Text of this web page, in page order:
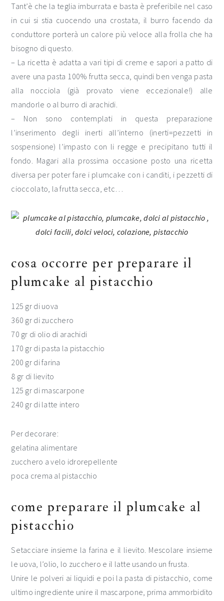
Tant’è che la teglia imburrata e basta è preferibile nel caso
in cui si stia cuocendo una crostata, il burro facendo da
conduttore porterà un calore più veloce alla frolla che ha
bisogno di questo.
– La ricetta è adatta a vari tipi di creme e sapori a patto di
avere una pasta 100% frutta secca, quindi ben venga pasta
alla nocciola (già provato viene eccezionale!) alle
mandorle o al burro di arachidi.
– Non sono contemplati in questa preparazione
l’inserimento degli inerti all’interno (inerti=pezzetti in
sospensione) l’impasto con li regge e precipitano tutti il
fondo. Magari alla prossima occasione posto una ricetta
diversa per poter fare i plumcake con i canditi, i pezzetti di
cioccolato, la frutta secca, etc…
cosa occorre per preparare il
plumcake al pistacchio
125 gr di uova
360 gr di zucchero
70 gr di olio di arachidi
170 gr di pasta la pistacchio
200 gr di farina
8 gr di lievito
125 gr di mascarpone
240 gr di latte intero
Per decorare:
gelatina alimentare
zucchero a velo idrorepellente
poca crema al pistacchio
come preparare il plumcake al
pistacchio
Setacciare insieme la farina e il lievito. Mescolare insieme
le uova, l’olio, lo zucchero e il latte usando un frusta.
Unire le polveri ai liquidi e poi la pasta di pistacchio, come
ultimo ingrediente unire il mascarpone, prima ammorbidito